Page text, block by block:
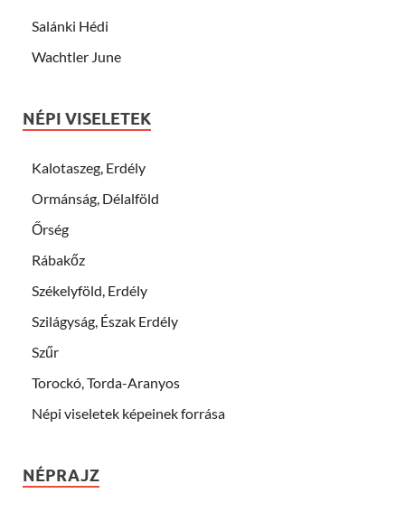
Salánki Hédi
Wachtler June
NÉPI VISELETEK
Kalotaszeg, Erdély
Ormánság, Délalföld
Őrség
Rábakőz
Székelyföld, Erdély
Szilágyság, Észak Erdély
Szűr
Torockó, Torda-Aranyos
Népi viseletek képeinek forrása
NÉPRAJZ